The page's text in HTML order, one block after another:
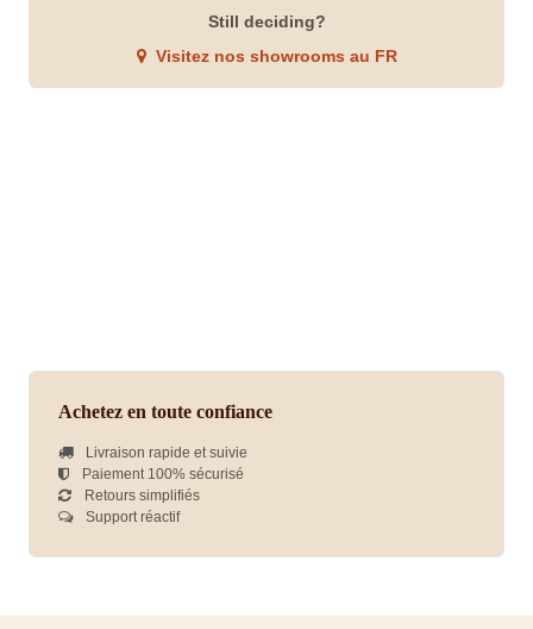
Still deciding?
Visitez nos showrooms au FR
Achetez en toute confiance
Livraison rapide et suivie
Paiement 100% sécurisé
Retours simplifiés
Support réactif